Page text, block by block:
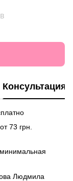
Консультация
73 грн.
Людмила